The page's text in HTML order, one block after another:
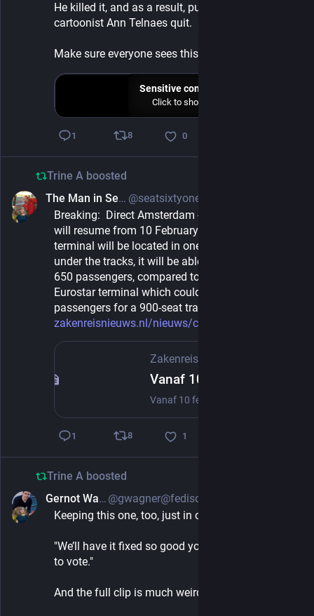
He killed it, and as a result, pulitzer prize editorial
cartoonist Ann Telnaes quit.
Make sure everyone sees this cartoon.
Sensitive content
Click to show
1 8 0
Trine A boosted
The Man in Seat 61
Breaking:  Direct Amsterdam - London Eurostars
will resume from 10 February 2025.  The new
terminal will be located in one of the passageways
under the tracks, it will be able to process up to
650 passengers, compared to the old platform 15
Eurostar terminal which could only process 250
passengers for a 900-seat train.
zakenreisnieuws.nl/nieuws/cate
Zakenreisnieuws
1 8 1
Trine A boosted
Gernot Wagner
Keeping this one, too, just in case.
"We’ll have it fixed so good you’re not gonna have
to vote."
And the full clip is much weirder than that.